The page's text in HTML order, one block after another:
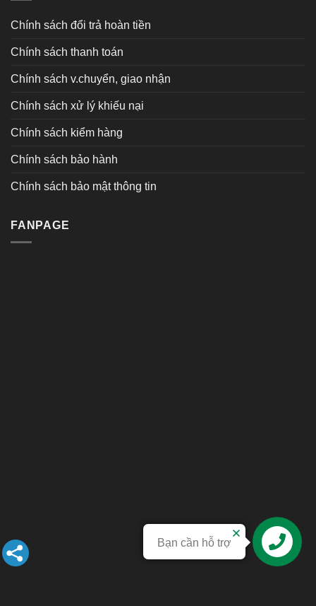
Chính sách đổi trả hoàn tiền
Chính sách thanh toán
Chính sách v.chuyển, giao nhận
Chính sách xử lý khiếu nại
Chính sách kiểm hàng
Chính sách bảo hành
Chính sách bảo mật thông tin
FANPAGE
Liên hệ
Bạn cần hỗ trợ